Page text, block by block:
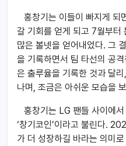
홍창기는 이들이 빠지게 되
갈 기회를 얻게 되고 7월부터
많은 볼넷을 얻어내었다. 그
을 기록하면서 팀 타선의 공
은 출루율을 기록한 것과 달
나며, 조금은 아쉬운 모습을
홍창기는 LG 팬들 사이에
‘창기코인’이라고 불린다.
가 더 성장하길 바라는 의미